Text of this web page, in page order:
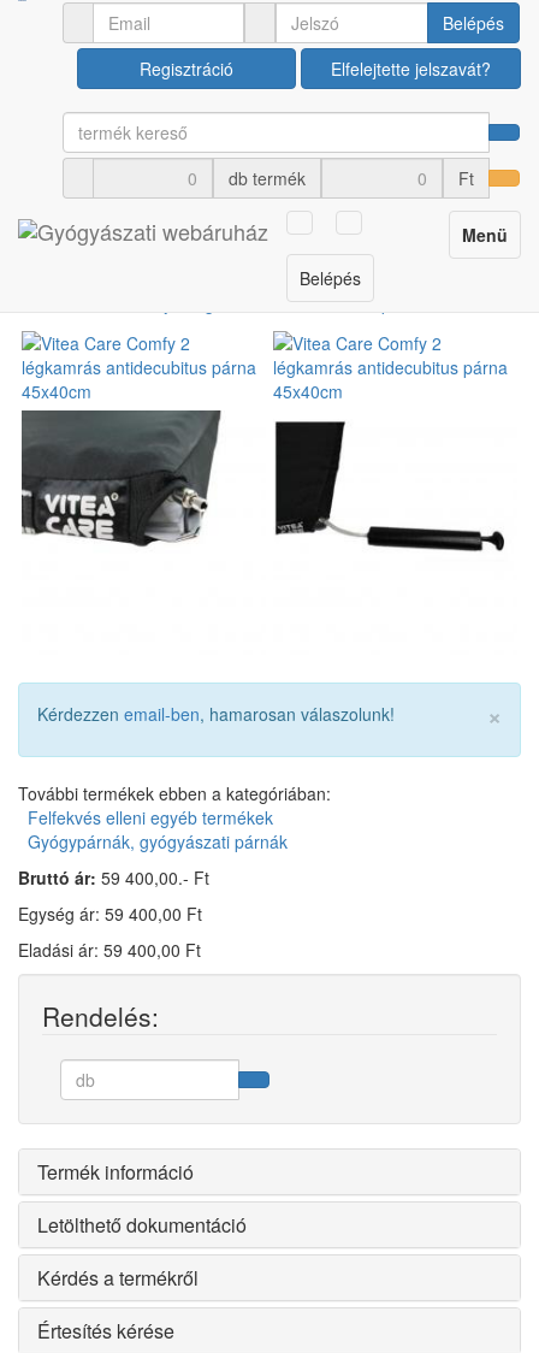
Belépés
Regisztráció
Elfelejtette jelszavát?
db termék Ft
Toggle
navigation
Menü
Belépés
Ápolási termékek Felfekvés elleni egyéb termékek
Vitea Care Comfy 2
légkamrás antidecubitus
párna 45x40cm
Cikkszám: 310215244
×
Kérdezzen email-ben, hamarosan válaszolunk!
További termékek ebben a kategóriában:
Felfekvés elleni egyéb termékek
Gyógypárnák, gyógyászati párnák
Bruttó ár: 59 400,00.- Ft
Egység ár: 59 400,00 Ft
Eladási ár: 59 400,00 Ft
Rendelés:
Termék információ
Letölthető dokumentáció
Kérdés a termékről
Értesítés kérése